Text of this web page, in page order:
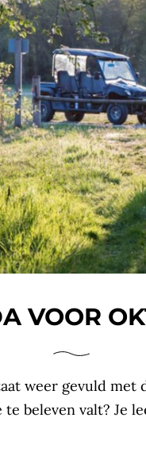
VOOR
weer gevuld
beleven valt? Je